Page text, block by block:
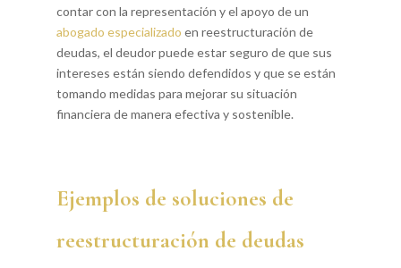
contar con la representación y el apoyo de un
abogado especializado en reestructuración de
deudas, el deudor puede estar seguro de que sus
intereses están siendo defendidos y que se están
tomando medidas para mejorar su situación
financiera de manera efectiva y sostenible.
Ejemplos de soluciones de
reestructuración de deudas